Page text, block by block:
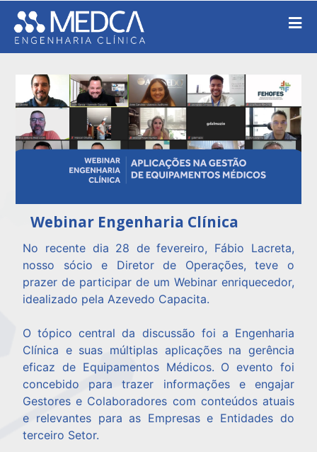
Webinar Engenharia Clínica
No recente dia 28 de fevereiro, Fábio Lacreta,
nosso sócio e Diretor de Operações, teve o
prazer de participar de um Webinar enriquecedor,
idealizado pela Azevedo Capacita.​
O tópico central da discussão foi a Engenharia
Clínica e suas múltiplas aplicações na gerência
eficaz de Equipamentos Médicos. O evento foi
concebido para trazer informações e engajar
Gestores e Colaboradores com conteúdos atuais
e relevantes para as Empresas e Entidades do
terceiro Setor. ​